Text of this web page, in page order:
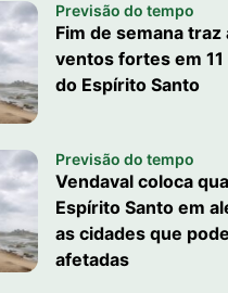
Previsão do tempo
Fim de semana traz
ventos fortes em 11
do Espírito Santo
Previsão do tempo
Vendaval coloca
Espírito Santo em
as cidades que
afetadas